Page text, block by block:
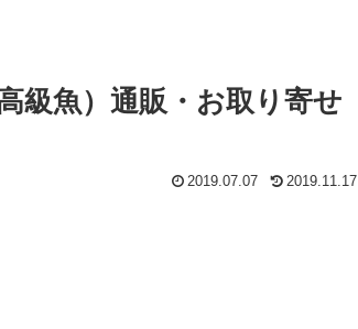
級魚）通販・お取り寄せ
2019.07.07 2019.11.17